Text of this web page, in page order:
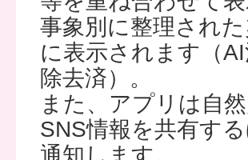
事象別に整理され
に表示されます（
除去済）。
また、アプリは自
SNS情報を共有す
通知します。